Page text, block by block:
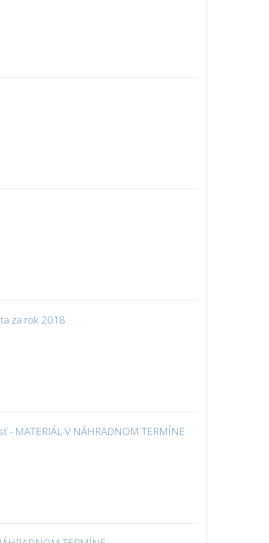
za rok 2018
MATERIÁL V NÁHRADNOM TERMÍNE